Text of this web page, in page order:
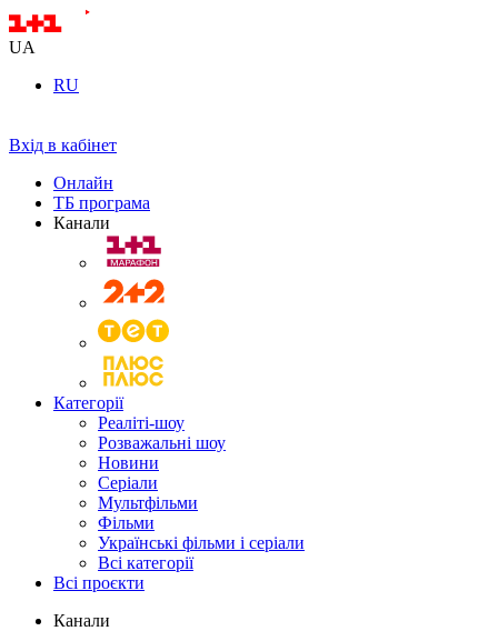
UA
RU
Вхід в кабінет
Онлайн
ТБ програма
Канали
Категорії
Реаліті-шоу
Розважальні шоу
Новини
Серіали
Мультфільми
Фільми
Українські фільми і серіали
Всі категорії
Всі проєкти
Канали